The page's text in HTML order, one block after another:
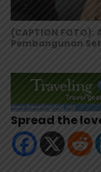
(CAPTION
Pembangunan
Spread the